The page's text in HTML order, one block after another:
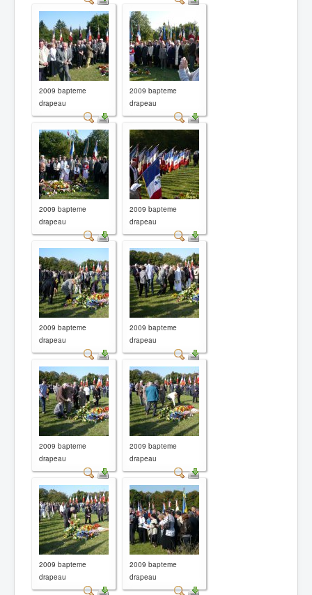
2009 bapteme
drapeau
2009 bapteme
drapeau
2009 bapteme
drapeau
2009 bapteme
drapeau
2009 bapteme
drapeau
2009 bapteme
drapeau
2009 bapteme
drapeau
2009 bapteme
drapeau
2009 bapteme
drapeau
2009 bapteme
drapeau